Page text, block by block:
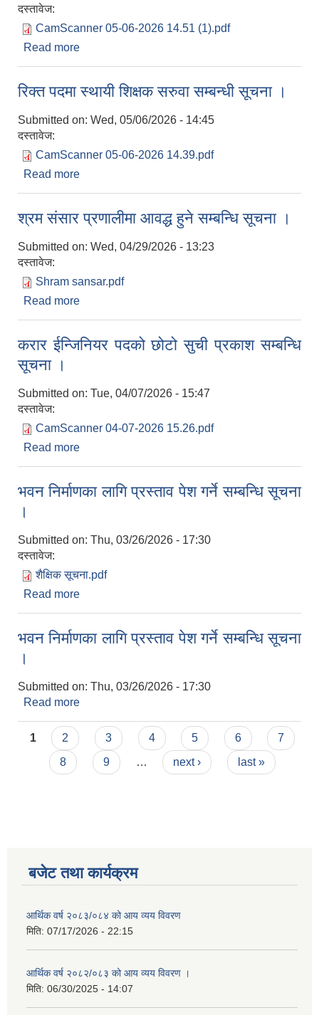
दस्तावेज:
CamScanner 05-06-2026 14.51 (1).pdf
Read more
रिक्त पदमा स्थायी शिक्षक सरुवा सम्बन्धी सूचना ।
Submitted on: Wed, 05/06/2026 - 14:45
दस्तावेज:
CamScanner 05-06-2026 14.39.pdf
Read more
श्रम संसार प्रणालीमा आवद्ध हुने सम्बन्धि सूचना ।
Submitted on: Wed, 04/29/2026 - 13:23
दस्तावेज:
Shram sansar.pdf
Read more
करार ईन्जिनियर पदको छोटो सुची प्रकाश सम्बन्धि
सूचना ।
Submitted on: Tue, 04/07/2026 - 15:47
दस्तावेज:
CamScanner 04-07-2026 15.26.pdf
Read more
भवन निर्माणका लागि प्रस्ताव पेश गर्ने सम्बन्धि सूचना
।
Submitted on: Thu, 03/26/2026 - 17:30
दस्तावेज:
शैक्षिक सूचना.pdf
Read more
भवन निर्माणका लागि प्रस्ताव पेश गर्ने सम्बन्धि सूचना
।
Submitted on: Thu, 03/26/2026 - 17:30
Read more
Pages
1 2 3 4 5 6
7
8
9 … next › last »
बजेट तथा कार्यक्रम
आर्थिक वर्ष २०८३/०८४ को आय व्यय विवरण
मिति: 07/17/2026 - 22:15
आर्थिक वर्ष २०८२/०८३ को आय व्यय विवरण ।
मिति: 06/30/2025 - 14:07